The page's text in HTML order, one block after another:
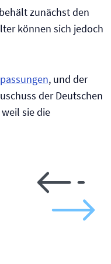
zunächst den
können sich jedoch
, und der
der Deutschen
sie die